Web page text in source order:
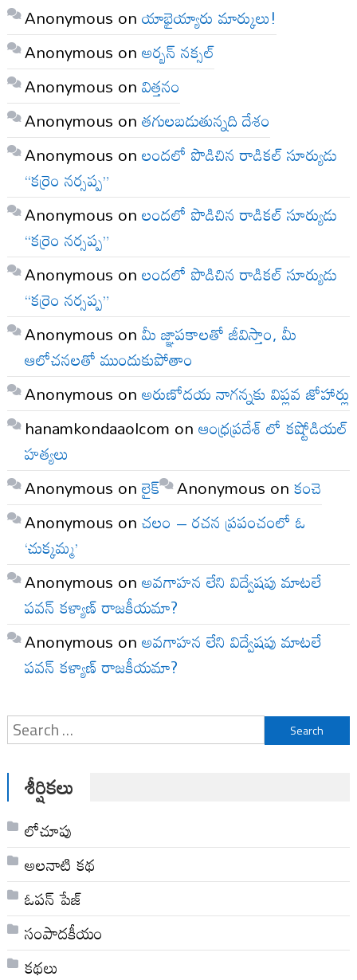
Anonymous onయాభైయ్యారు మార్కులు!
Anonymous onఅర్బన్ నక్సల్
Anonymous onవిత్తనం
Anonymous onతగులబడుతున్నది దేశం
Anonymous onలందలో పొడిచిన రాడికల్ సూర్యుడు
“కర్రెం నర్సప్ప”
Anonymous onలందలో పొడిచిన రాడికల్ సూర్యుడు
“కర్రెం నర్సప్ప”
Anonymous onలందలో పొడిచిన రాడికల్ సూర్యుడు
“కర్రెం నర్సప్ప”
Anonymous onమీ జ్ఞాపకాలతో జీవిస్తాం, మీ
ఆలోచనలతో ముందుకుపోతాం
Anonymous onఅరుణోదయ నాగన్నకు విప్లవ జోహార్లు
hanamkondaaolcom onఆంధ్రప్రదేశ్ లో కష్టోడియల్
హత్యలు
Anonymous onలైక్ Anonymous onకంచె
Anonymous onచలం – రచన ప్రపంచంలో ఓ
‘చుక్కమ్మ’
Anonymous onఅవగాహన లేని విద్వేషపు మాటలే
పవన్ కళ్యాణ్ రాజకీయమా?
Anonymous onఅవగాహన లేని విద్వేషపు మాటలే
పవన్ కళ్యాణ్ రాజకీయమా?
Search
for:
శీర్షికలు
లోచూపు
అల‌నాటి క‌థ‌
ఓపన్ పేజ్
సంపాదకీయం
కథలు